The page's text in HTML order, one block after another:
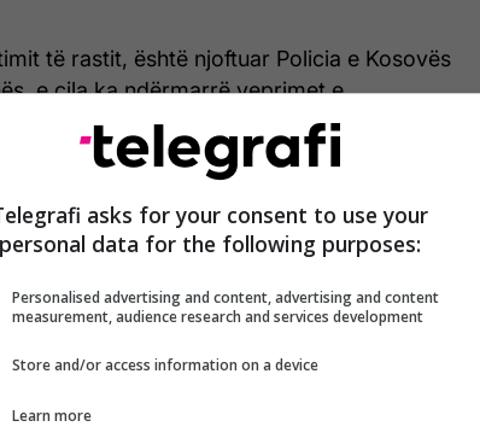
të rastit, është njoftuar Policia e Kosovës
e cila ka ndërmarrë veprimet e
konfiskuar municionin e gjetur", thuhet në
e përkushtuar në zbatimin e ligjit dhe në
duke parandaluar hyrjen e
ndaluara në territorin e Republikës së
asks for your consent to use your
personal data for the following purposes:
Personalised advertising and content, advertising and content
measurement, audience research and services development
Store and/or access information on a device
Learn more